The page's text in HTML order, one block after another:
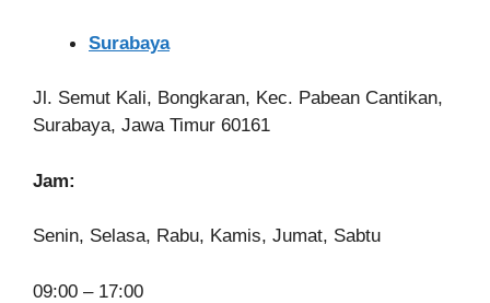
Surabaya
Jl. Semut Kali, Bongkaran, Kec. Pabean Cantikan,
Surabaya, Jawa Timur 60161
Jam:
Senin, Selasa, Rabu, Kamis, Jumat, Sabtu
09:00 – 17:00